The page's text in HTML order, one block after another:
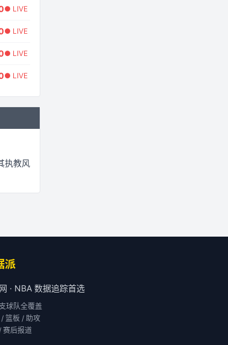
● LIVE
● LIVE
● LIVE
● LIVE
执教风
派
· NBA 数据追踪首选
球队全覆盖
篮板 / 助攻
赛后报道